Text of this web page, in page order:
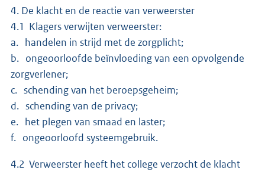
4. De klacht en de reactie van verweerster
4.1 Klagers verwijten verweerster:
a. handelen in strijd met de zorgplicht;
b. ongeoorloofde beïnvloeding van een opvolgende
zorgverlener;
c. schending van het beroepsgeheim;
d. schending van de privacy;
e. het plegen van smaad en laster;
f. ongeoorloofd systeemgebruik.
4.2 Verweerster heeft het college verzocht de klacht